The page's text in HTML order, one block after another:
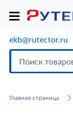
ekb@rutector.ru
Главная страница